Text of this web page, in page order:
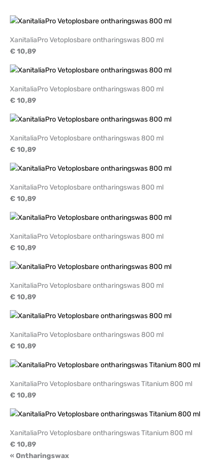
XanitaliaPro Vetoplosbare ontharingswas 800 ml
€ 10,89
XanitaliaPro Vetoplosbare ontharingswas 800 ml
€ 10,89
XanitaliaPro Vetoplosbare ontharingswas 800 ml
€ 10,89
XanitaliaPro Vetoplosbare ontharingswas 800 ml
€ 10,89
XanitaliaPro Vetoplosbare ontharingswas 800 ml
€ 10,89
XanitaliaPro Vetoplosbare ontharingswas 800 ml
€ 10,89
XanitaliaPro Vetoplosbare ontharingswas 800 ml
€ 10,89
XanitaliaPro Vetoplosbare ontharingswas Titanium 800 ml
€ 10,89
XanitaliaPro Vetoplosbare ontharingswas Titanium 800 ml
€ 10,89
« Ontharingswax